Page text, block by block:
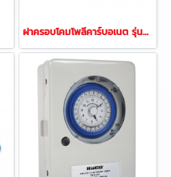
ฝาครอบโคมโพลีคาร์บอเนต รุ่นนูโว